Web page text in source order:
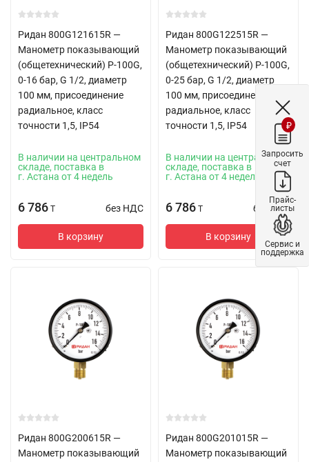
Ридан 800G121615R —
Манометр показывающий
(общетехнический) P-100G,
0-16 бар, G 1/2, диаметр
100 мм, присоединение
радиальное, класс
точности 1,5, IP54
В наличии на центральном
складе, поставка в
г. Астана от 4 недель
6 786 T без НДС
В корзину
Ридан 800G122515R —
Манометр показывающий
(общетехнический) P-100G,
0-25 бар, G 1/2, диаметр
100 мм, присоединение
радиальное, класс
точности 1,5, IP54
В наличии на центральном
складе, поставка в
г. Астана от 4 недель
6 786 T без НДС
В корзину
Ридан 800G200615R —
Манометр показывающий
Ридан 800G201015R —
Манометр показывающий
₽
Запросить
счет
Прайс-
листы
Сервис и
поддержка